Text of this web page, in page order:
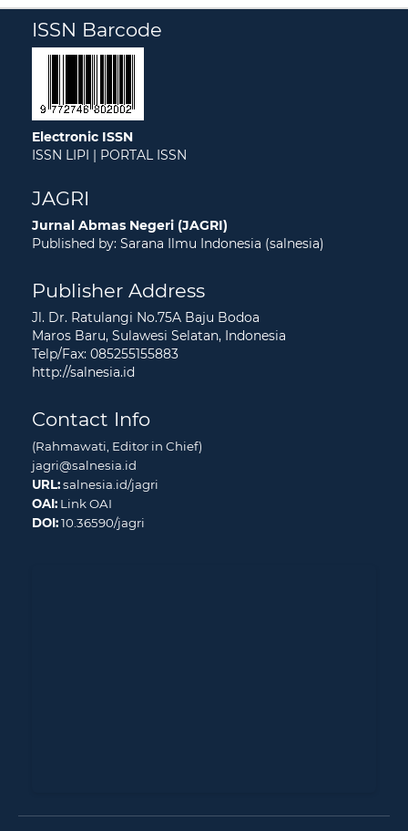
ISSN Barcode
Electronic ISSN
ISSN LIPI | PORTAL ISSN
JAGRI
Jurnal Abmas Negeri (JAGRI)
Published by: Sarana Ilmu Indonesia (salnesia)
Publisher Address
Jl. Dr. Ratulangi No.75A Baju Bodoa
Maros Baru, Sulawesi Selatan, Indonesia
Telp/Fax: 085255155883
http://salnesia.id
Contact Info
(Rahmawati, Editor in Chief)
jagri@salnesia.id
URL:salnesia.id/jagri
OAI: Link OAI
DOI:10.36590/jagri